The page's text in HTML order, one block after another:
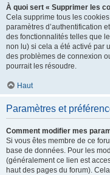
À quoi sert « Supprimer les
Cela supprime tous les
paramètres d’authentification
des fonctionnalités telles que
non lu) si cela a été activé par
des problèmes de connexion
pourrait les résoudre.
Haut
Paramètres et
Comment modifier mes
Si vous êtes membre de ce
base de données. Pour les
(généralement ce lien est
haut des pages du forum).